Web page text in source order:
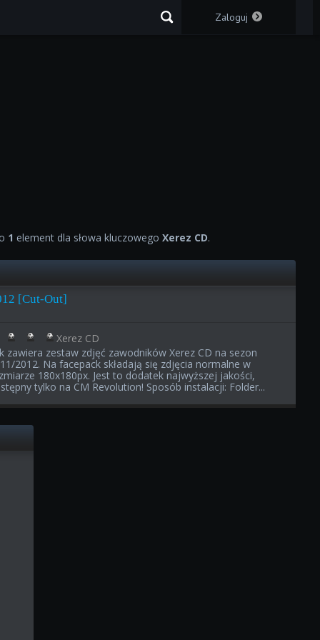
Zaloguj
1 element dla słowa kluczowego Xerez CD.
[Cut-Out]
Xerez CD
zawiera zestaw zdjęć zawodników Xerez CD na sezon
2012. Na facepack składają się zdjęcia normalne w
180x180px. Jest to dodatek najwyższej jakości,
tylko na CM Revolution! Sposób instalacji: Folder...